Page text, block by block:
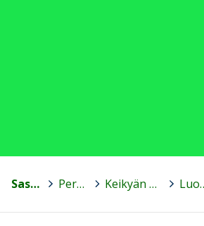
Sastamala Peruskoulut > Keikyän päiväkotikoulu Helmi >